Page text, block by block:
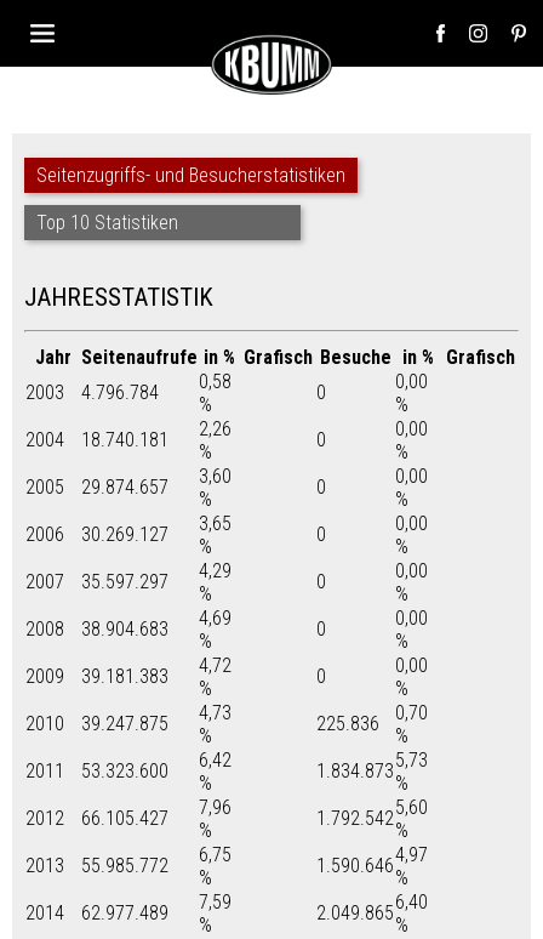
Seitenzugriffs- und Besucherstatistiken
Top 10 Statistiken
JAHRESSTATISTIK
Jahr Seitenaufrufe in % Grafisch Besuche in %
Grafisch
2003
4.796.784
0,58
%
0
0,00
%
2004
18.740.181
2,26
%
0
0,00
%
2005
29.874.657
3,60
%
0
0,00
%
2006
30.269.127
3,65
%
0
0,00
%
2007
35.597.297
4,29
%
0
0,00
%
2008
38.904.683
4,69
%
0
0,00
%
2009
39.181.383
4,72
%
0
0,00
%
2010
39.247.875
4,73
%
225.836
0,70
%
2011
53.323.600
6,42
%
1.834.8735,73
%
2012
66.105.427
7,96
%
1.792.5425,60
%
2013
55.985.772
6,75
%
1.590.6464,97
%
2014
62.977.489
7,59
%
2.049.8656,40
%